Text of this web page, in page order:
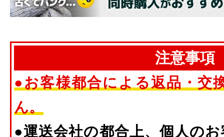
注意事項
●お客様都合による返品・交
ん。
●運送会社の都合上、個人の